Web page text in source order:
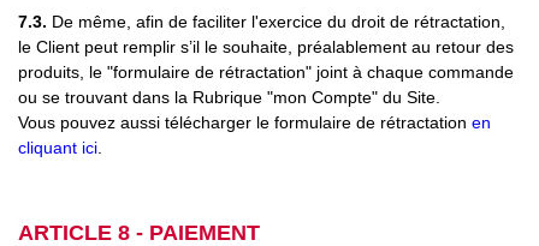
7.3. De même, afin de faciliter l'exercice du droit de rétractation,
le Client peut remplir s’il le souhaite, préalablement au retour des
produits, le "formulaire de rétractation" joint à chaque commande
ou se trouvant dans la Rubrique "mon Compte" du Site.
Vous pouvez aussi télécharger le formulaire de rétractation en
cliquant ici
ARTICLE 8 - PAIEMENT